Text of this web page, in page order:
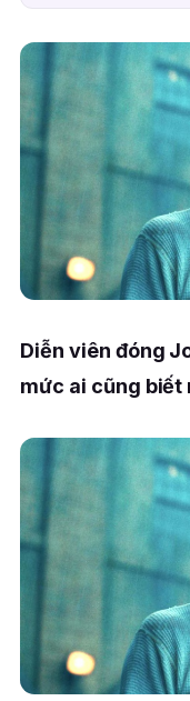
Diễn viên đóng
mức ai cũng biết